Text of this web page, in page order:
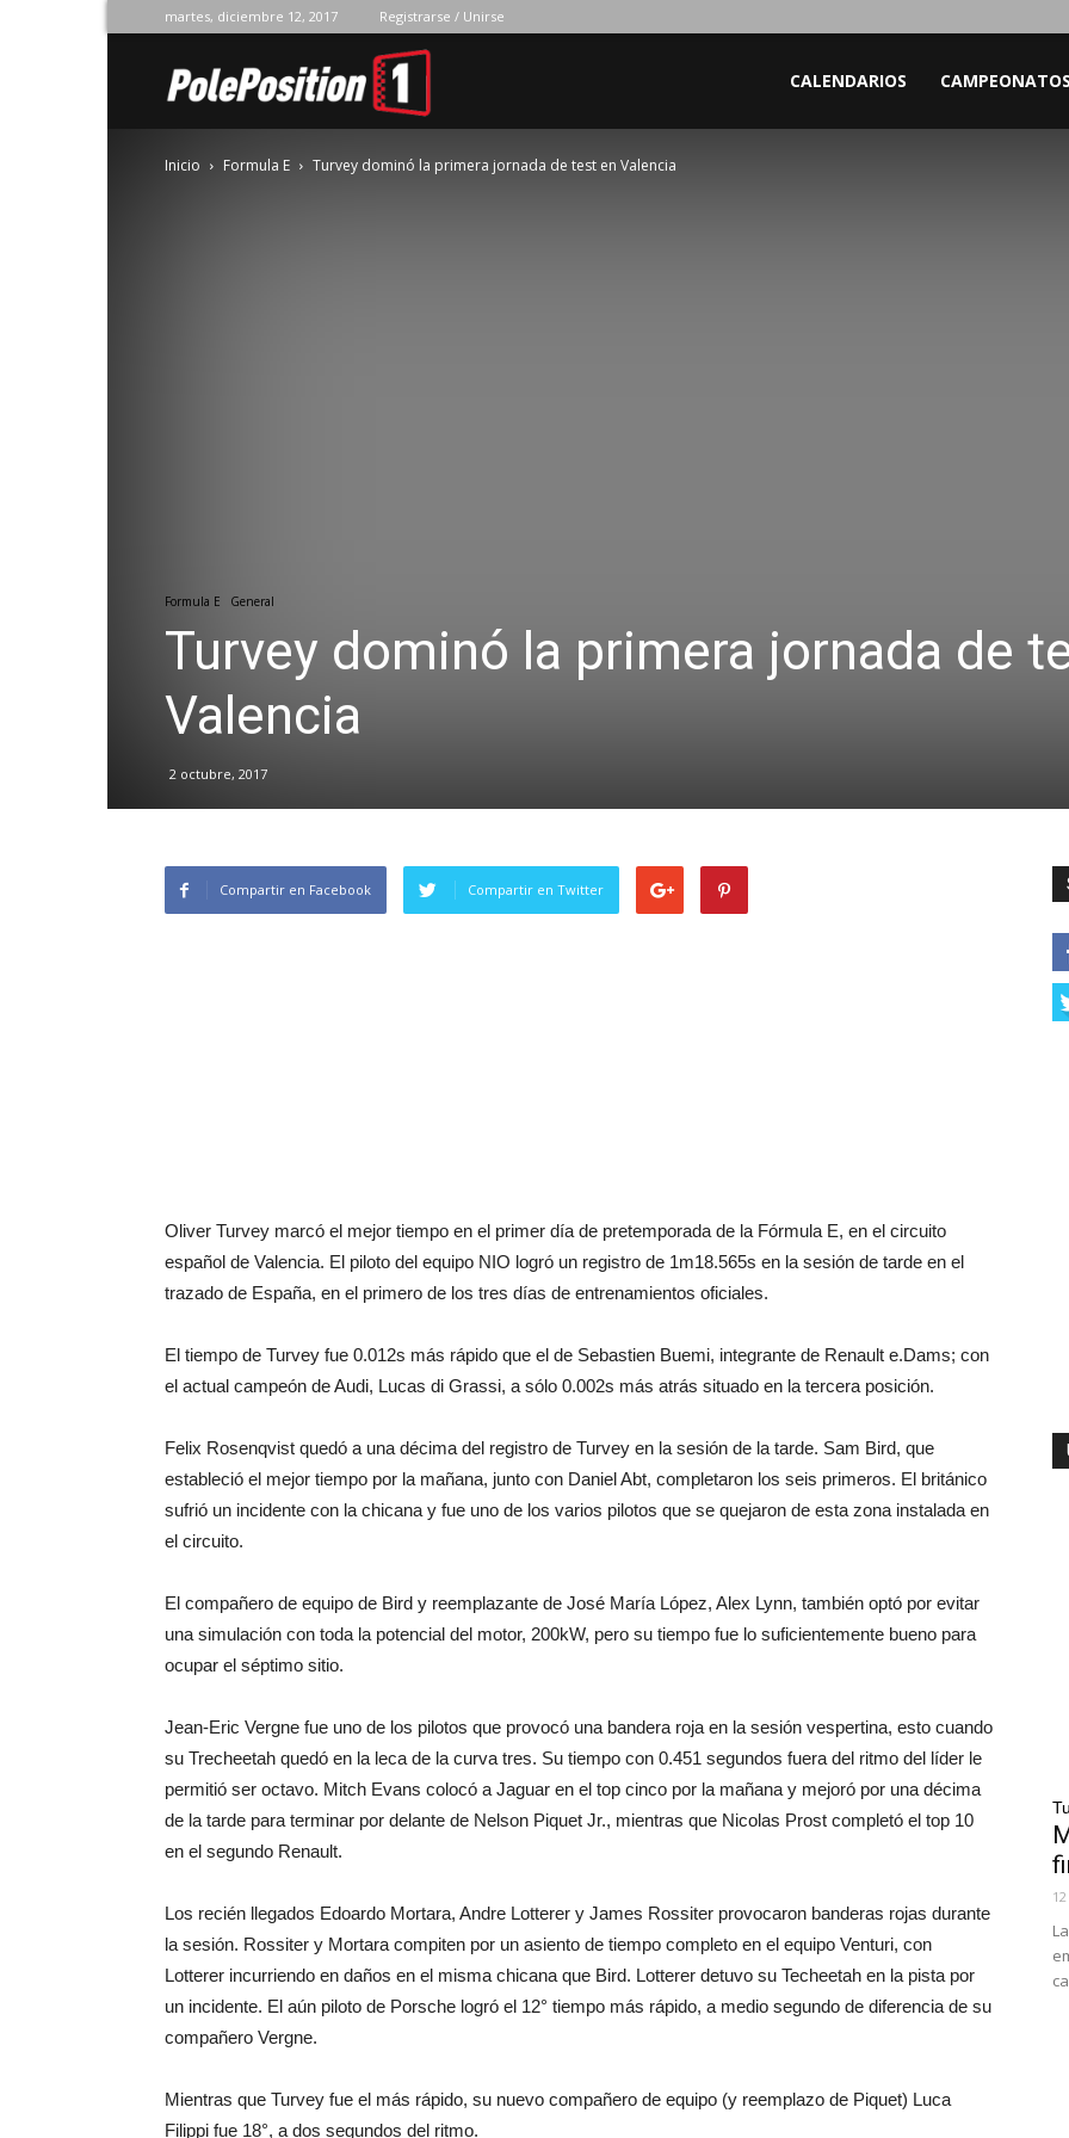
martes, diciembre 12, 2017 Registrarse / Unirse
Position
CALENDARIOS CAMPEONATOS
Inicio Formula E Turvey dominó la primera jornada de test en Valencia
Formula E General
Turvey dominó la primera jornada de
Valencia
2 octubre, 2017
Compartir en Facebook Compartir en Twitter
Oliver Turvey marcó el mejor tiempo en el primer día de pretemporada de la Fórmula E, en el circuito
español de Valencia. El piloto del equipo NIO logró un registro de 1m18.565s en la sesión de tarde en el
trazado de España, en el primero de los tres días de entrenamientos oficiales.
El tiempo de Turvey fue 0.012s más rápido que el de Sebastien Buemi, integrante de Renault e.Dams; con
el actual campeón de Audi, Lucas di Grassi, a sólo 0.002s más atrás situado en la tercera posición.
Felix Rosenqvist quedó a una décima del registro de Turvey en la sesión de la tarde. Sam Bird, que
estableció el mejor tiempo por la mañana, junto con Daniel Abt, completaron los seis primeros. El británico
sufrió un incidente con la chicana y fue uno de los varios pilotos que se quejaron de esta zona instalada en
el circuito.
El compañero de equipo de Bird y reemplazante de José María López, Alex Lynn, también optó por evitar
una simulación con toda la potencial del motor, 200kW, pero su tiempo fue lo suficientemente bueno para
ocupar el séptimo sitio.
Jean-Eric Vergne fue uno de los pilotos que provocó una bandera roja en la sesión vespertina, esto cuando
su Trecheetah quedó en la leca de la curva tres. Su tiempo con 0.451 segundos fuera del ritmo del líder le
permitió ser octavo. Mitch Evans colocó a Jaguar en el top cinco por la mañana y mejoró por una décima
de la tarde para terminar por delante de Nelson Piquet Jr., mientras que Nicolas Prost completó el top 10
en el segundo Renault.
Los recién llegados Edoardo Mortara, Andre Lotterer y James Rossiter provocaron banderas rojas durante
la sesión. Rossiter y Mortara compiten por un asiento de tiempo completo en el equipo Venturi, con
Lotterer incurriendo en daños en el misma chicana que Bird. Lotterer detuvo su Techeetah en la pista por
un incidente. El aún piloto de Porsche logró el 12° tiempo más rápido, a medio segundo de diferencia de su
compañero Vergne.
Mientras que Turvey fue el más rápido, su nuevo compañero de equipo (y reemplazo de Piquet) Luca
Filippi fue 18°, a dos segundos del ritmo.